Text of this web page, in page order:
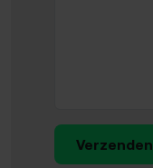
Verzenden